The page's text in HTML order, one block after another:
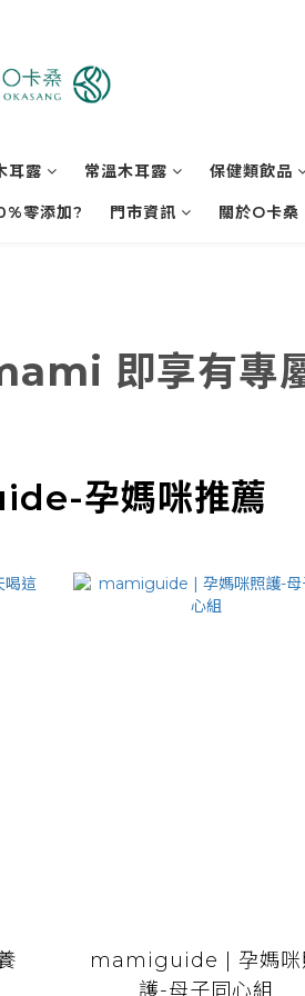
耳露 常溫木耳露 保健類飲品
零添加? 門市資訊 關於O卡桑
即享有專
孕媽咪推薦
mamiguide | 孕媽咪
護-母子同心組